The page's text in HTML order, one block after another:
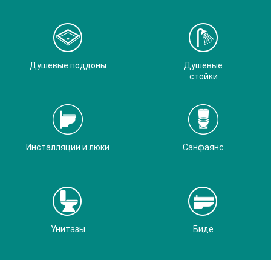
Душевые поддоны
Душевые
стойки
Инсталляции и люки Санфаянс
Унитазы Биде